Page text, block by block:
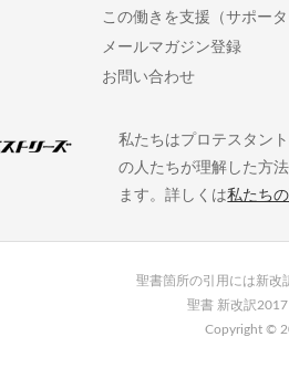
この働きを支援（サポータ
メールマガジン登録
お問い合わせ
私たちはプロテスタン
の人たちが理解した方
ます。詳しくは私たち
聖書箇所の引用には新改
聖書 新改訳
Copyright ©